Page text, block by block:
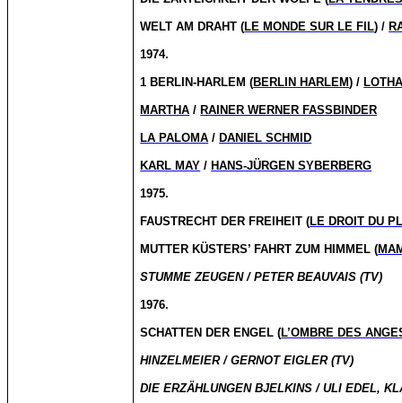
WELT AM DRAHT (LE MONDE SUR LE FIL) /
1974.
1 BERLIN-HARLEM (BERLIN HARLEM) /
MARTHA / RAINER WERNER FASSBINDER
LA PALOMA / DANIEL SCHMID
KARL MAY / HANS-JÜRGEN SYBERBERG
1975.
FAUSTRECHT DER FREIHEIT (LE DROIT DU
MUTTER KÜSTERS’ FAHRT ZUM HIMMEL (
STUMME ZEUGEN / PETER BEAUVAIS (TV)
1976.
SCHATTEN DER ENGEL (L’OMBRE DES
HINZELMEIER / GERNOT EIGLER (TV)
DIE ERZÄHLUNGEN BJELKINS / ULI EDEL,